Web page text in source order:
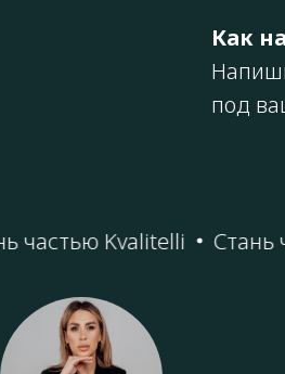
Как
под
Kvalitelli Стань